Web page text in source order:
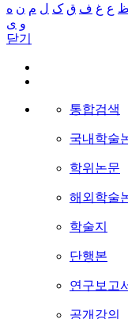
ظ ع غ ف ق ک ل م ن ه
و ی
닫기
통합검색
국내학술
학위논문
해외학술
학술지
단행본
연구보고
공개강의